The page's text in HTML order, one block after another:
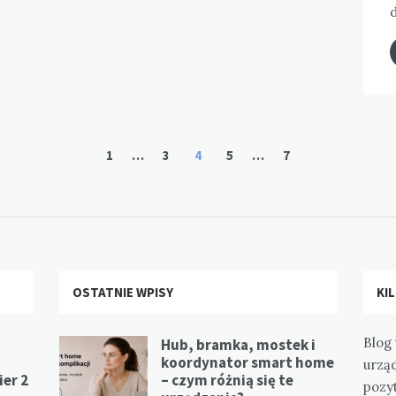
1 … 3 4 5 … 7
2
OSTATNIE WPISY
Hub, bramka, mostek i
koordynator smart home
– czym różnią się te
Blog